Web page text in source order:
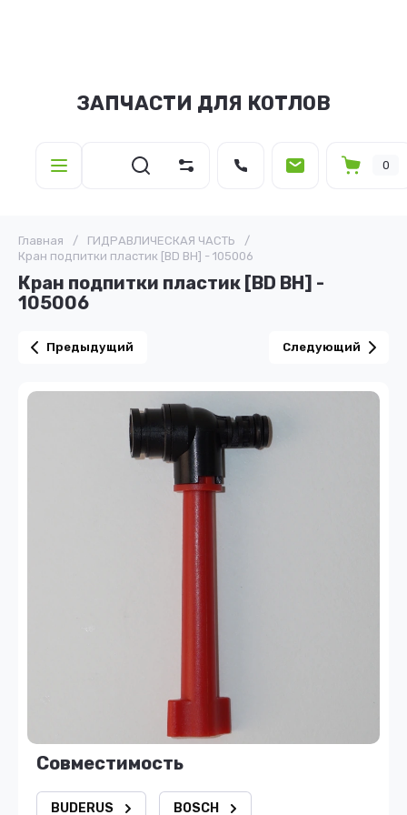
ЗАПЧАСТИ ДЛЯ КОТЛОВ
0
Главная / ГИДРАВЛИЧЕСКАЯ ЧАСТЬ
/
Кран подпитки пластик [BD BH] - 105006
Кран подпитки пластик [BD BH] -
105006
Предыдущий Следующий
Совместимость
BUDERUS BOSCH